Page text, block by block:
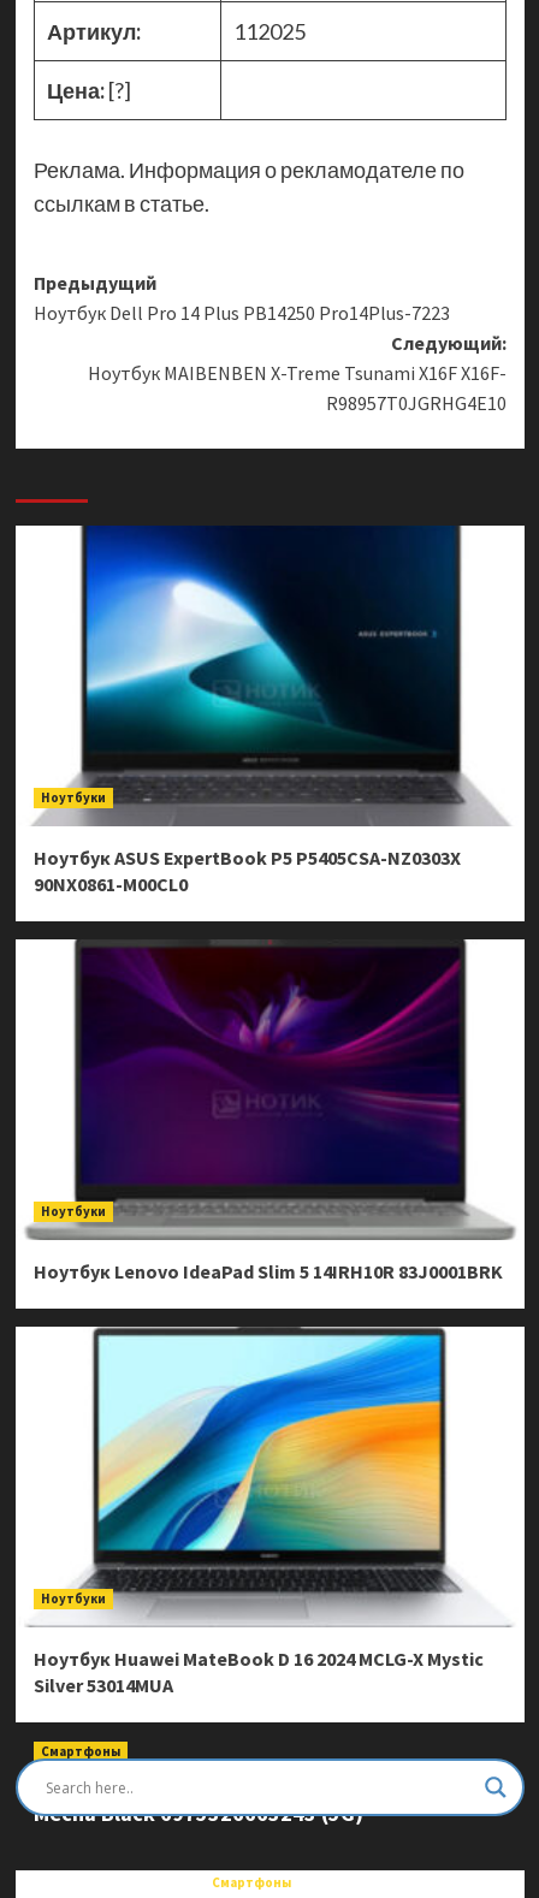
Артикул: 112025
Цена:[?]
Реклама. Информация о рекламодателе по
ссылкам в статье.
Навигация
записи
Предыдущий
Ноутбук Dell Pro 14 Plus PB14250 Pro14Plus-7223
Следующий:
Ноутбук MAIBENBEN X-Treme Tsunami X16F X16F-
R98957T0JGRHG4E10
Ноутбуки
Ноутбук ASUS ExpertBook P5 P5405CSA-NZ0303X
90NX0861-M00CL0
Ноутбуки
Ноутбук Lenovo IdeaPad Slim 5 14IRH10R 83J0001BRK
Ноутбуки
Ноутбук Huawei MateBook D 16 2024 MCLG-X Mystic
Silver 53014MUA
Смартфоны
Смартфон Ulefone Armor Mini 20 Pro 8/256Gb
Mecha Black 6975326663243 (5G)
Смартфоны